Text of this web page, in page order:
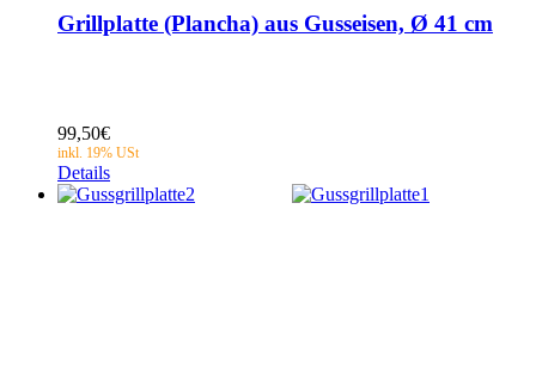
Grillplatte (Plancha) aus Gusseisen, Ø 41 cm
99,50€
Details